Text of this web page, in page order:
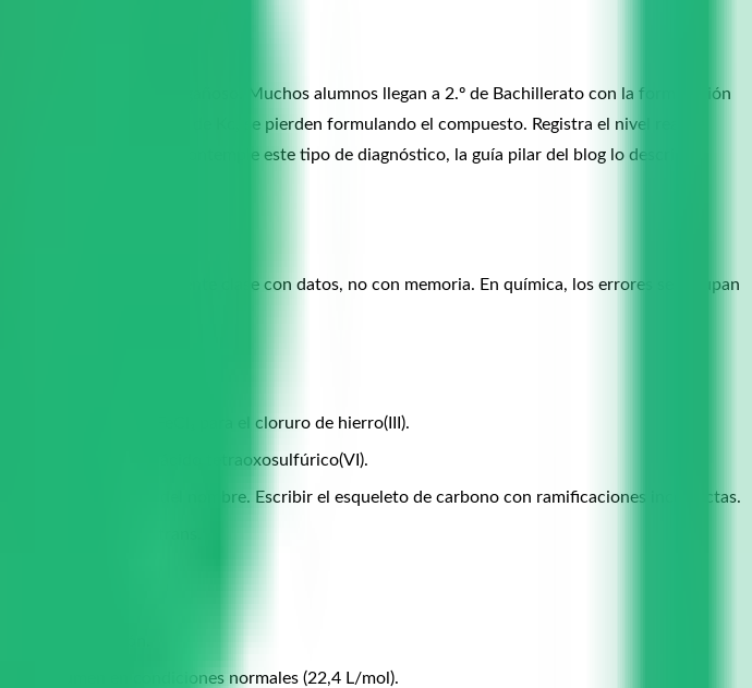
puede ser un dato engañoso. Muchos alumnos llegan a 2.º de Bachillerato con la formulación
una expresión de Kc, se pierden formulando el compuesto. Registra el nivel real de
que contemple este tipo de diagnóstico, la guía pilar del blog lo describe.
preparar la siguiente clase con datos, no con memoria. En química, los errores se agrupan
FeCl₂ en lugar de FeCl₃ para el cloruro de hierro(III).
Ácido sulfúrico vs. ácido tetraoxosulfúrico(VI).
funcional a partir del nombre. Escribir el esqueleto de carbono con ramificaciones incorrectas.
existe isomería cis-trans.
óxido-reducción.
volumen en condiciones normales (22,4 L/mol).